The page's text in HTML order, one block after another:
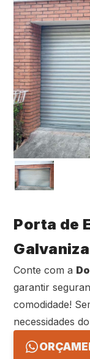
Porta de
Conte com a
garantir
comodidade!
necessidades